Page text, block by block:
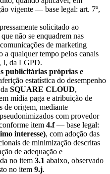
vigente — base legal: art. 7º,
solicitado ao
não se enquadrem nas
de marketing
a qualquer tempo pelos canais
I, da LGPD.
publicitárias próprias e
estatística do desempenho
SQUARE CLOUD,
mídia paga e atribuição de
de origem, mediante
com provedor
item 4.f— base legal:
interesse), com adoção das
de minimização descritas
de adequação e
no item 3.1 abaixo, observado
no item 9.j.